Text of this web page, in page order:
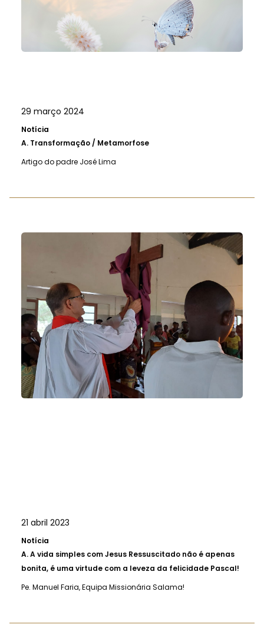
29 março 2024
Notícia
A. Transformação / Metamorfose
Artigo do padre José Lima
21 abril 2023
Notícia
A.A vida simples com Jesus Ressuscitado não é apenas
bonita, é uma virtude com a leveza da felicidade Pascal!
Pe. Manuel Faria, Equipa Missionária Salama!